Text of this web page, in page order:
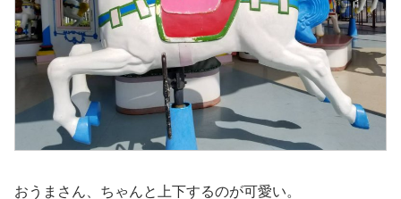
おうまさん、ちゃんと上下するのが可愛い。